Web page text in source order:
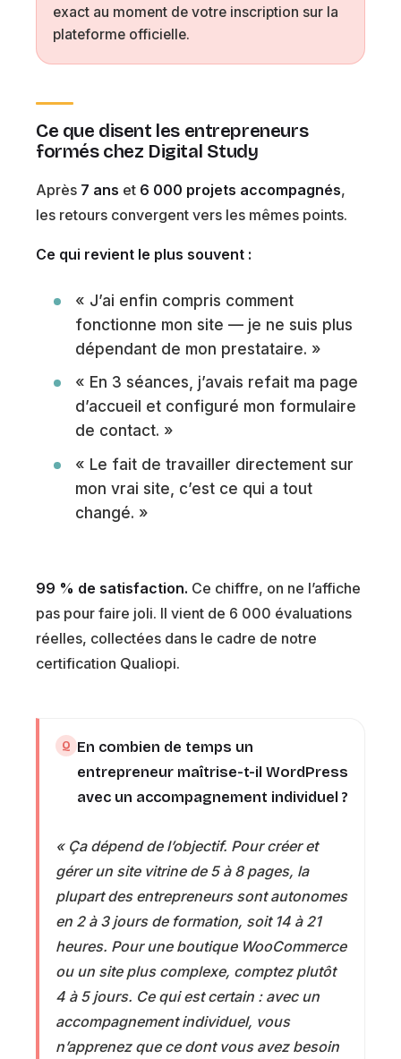
exact au moment de votre inscription sur la
plateforme officielle.
Ce que disent les entrepreneurs
formés chez Digital Study
Après 7 ans et 6 000 projets accompagnés,
les retours convergent vers les mêmes points.
Ce qui revient le plus souvent :
« J’ai enfin compris comment
fonctionne mon site — je ne suis plus
dépendant de mon prestataire. »
« En 3 séances, j’avais refait ma page
d’accueil et configuré mon formulaire
de contact. »
« Le fait de travailler directement sur
mon vrai site, c’est ce qui a tout
changé. »
99 % de satisfaction. Ce chiffre, on ne l’affiche
pas pour faire joli. Il vient de 6 000 évaluations
réelles, collectées dans le cadre de notre
certification Qualiopi.
En combien de temps un
entrepreneur maîtrise-t-il WordPress
avec un accompagnement individuel ?
« Ça dépend de l’objectif. Pour créer et
gérer un site vitrine de 5 à 8 pages, la
plupart des entrepreneurs sont autonomes
en 2 à 3 jours de formation, soit 14 à 21
heures. Pour une boutique WooCommerce
ou un site plus complexe, comptez plutôt
4 à 5 jours. Ce qui est certain : avec un
accompagnement individuel, vous
n’apprenez que ce dont vous avez besoin